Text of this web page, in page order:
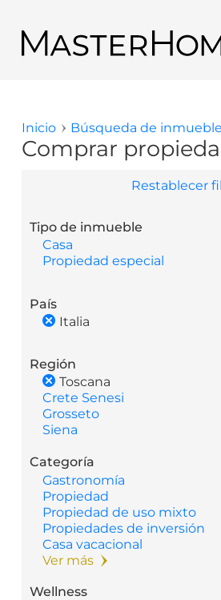
Regresar a los resultados de
Usted está aquí
Inicio Búsqueda de inmueble
Comprar
Restablecer
Tipo de inmueble
Casa
Propiedad especial
País
Italia
Región
Toscana
Crete Senesi
Grosseto
Siena
Categoría
Gastronomía
Propiedad
Propiedad de uso mixto
Propiedades de inversión
Casa vacacional
Ver más
Wellness